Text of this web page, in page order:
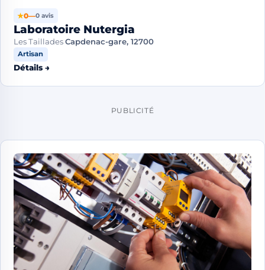
★0—0 avis
Laboratoire Nutergia
Les Taillades Capdenac-gare, 12700
Artisan
Détails →
PUBLICITÉ